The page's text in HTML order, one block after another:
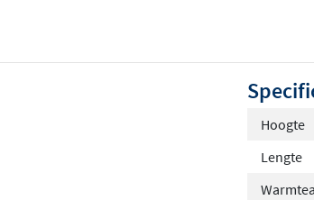
Hoogte
Lengte